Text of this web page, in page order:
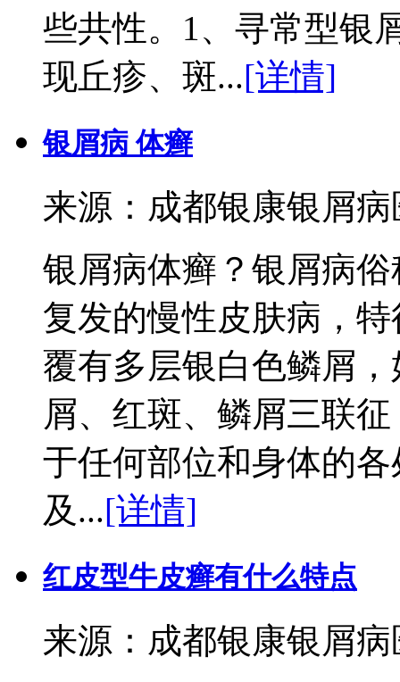
些共性。1、寻常型银
现丘疹、斑...[详情]
银屑病 体癣
来源：成都银康银屑
银屑病体癣？银屑病
复发的慢性皮肤病，
覆有多层银白色鳞屑
屑、红斑、鳞屑三联
于任何部位和身体的
及...[详情]
红皮型牛皮癣有什么特点
来源：成都银康银屑